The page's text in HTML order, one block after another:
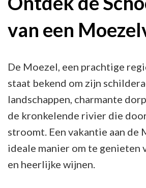
Schoonheid
van
van een
De Moezel, een prachtige
staat bekend om zijn
landschappen, charmante
de kronkelende rivier die
stroomt. Een vakantie aan de
ideale manier om te genieten
en heerlijke wijnen.